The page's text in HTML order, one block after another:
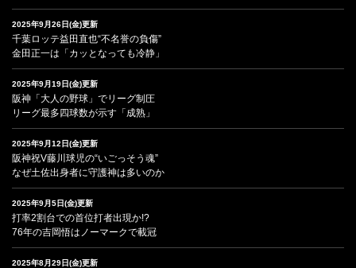
2025年9月26日(金)更新
千葉ロッテ益田直也“不名誉の負傷”
金田正一は「カッとなっても冷静」
2025年9月19日(金)更新
阪神「大人の野球」でリーグ制圧
リーグ最多四球数が示す「成熟」
2025年9月12日(金)更新
阪神祝V藤川球児の“いごっそう魂”
なぜ土佐出身者に守護神は多いのか
2025年9月5日(金)更新
打率2割台での首位打者出現か!?
76年の吉岡悟はノーマークで載冠
2025年8月29日(金)更新